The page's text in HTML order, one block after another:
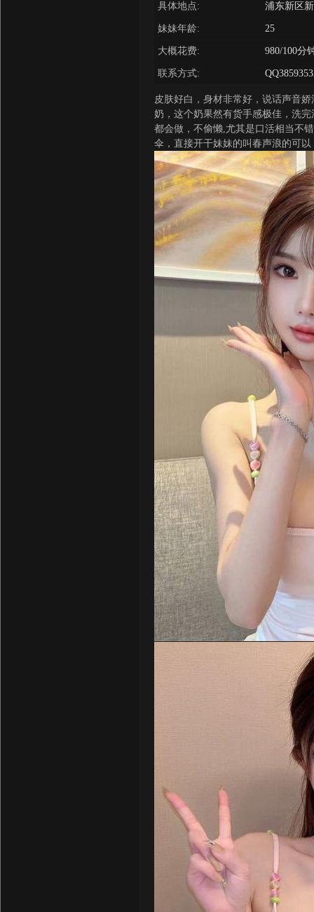
具体地点: 浦东新区
妹妹年龄: 25
大概花费: 980/100分
联系方式:
皮肤好白，身材非常好，说话声音
奶，这个奶果然有货手感极佳，洗
都会做，不偷懒,尤其是口活相当不
伞，直接开干妹妹的叫春声浪的可